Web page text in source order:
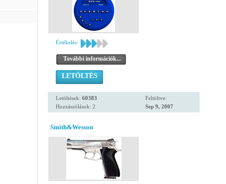
Értékelés:
További információk...
LETÖLTÉS
Letöltések: 60383
Hozzászólások: 2
Feltöltve:
Sep 9, 2007
Smith&Wesson